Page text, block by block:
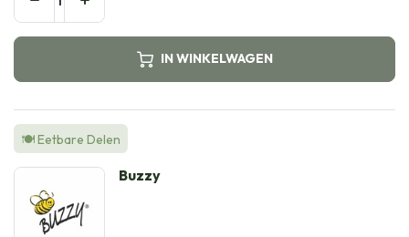
IN WINKELWAGEN
🍽️ Eetbare Delen
Buzzy